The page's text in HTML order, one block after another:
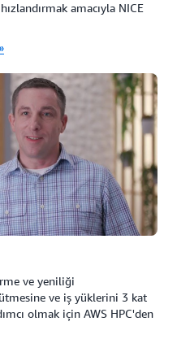
amacıyla NICE
ve yeniliği
ve iş yüklerini 3 kat
olmak için AWS HPC'den